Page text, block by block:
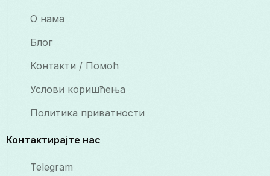
О нама
Блог
Контакти / Помоћ
Услови коришћења
Политика приватности
Контактирајте нас
Telegram